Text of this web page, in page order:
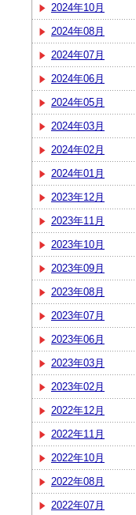
2024年10月
2024年08月
2024年07月
2024年06月
2024年05月
2024年03月
2024年02月
2024年01月
2023年12月
2023年11月
2023年10月
2023年09月
2023年08月
2023年07月
2023年06月
2023年03月
2023年02月
2022年12月
2022年11月
2022年10月
2022年08月
2022年07月